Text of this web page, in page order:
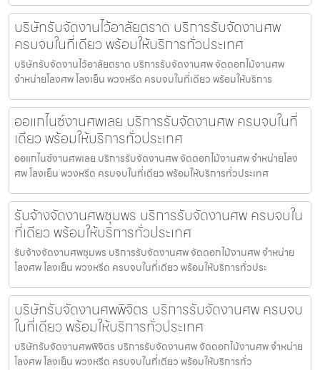
บริษัทรับจัดงานไว้อาลัยตราด บริการรับจัดงานศพ
ครบจบในที่เดียว พร้อมให้บริการทั่วประเทศ
บริษัทรับจัดงานไว้อาลัยตราด บริการรับจัดงานศพ จัดดอกไม้งานศพ
จำหน่ายโลงศพ โลงเย็น พวงหรีด ครบจบในที่เดียว พร้อมให้บริการ
ออแกไนซ์งานศพเลย บริการรับจัดงานศพ ครบจบในที่
เดียว พร้อมให้บริการทั่วประเทศ
ออแกไนซ์งานศพเลย บริการรับจัดงานศพ จัดดอกไม้งานศพ จำหน่ายโลง
ศพ โลงเย็น พวงหรีด ครบจบในที่เดียว พร้อมให้บริการทั่วประเทศ
รับจ้างจัดงานศพชุมพร บริการรับจัดงานศพ ครบจบใน
ที่เดียว พร้อมให้บริการทั่วประเทศ
รับจ้างจัดงานศพชุมพร บริการรับจัดงานศพ จัดดอกไม้งานศพ จำหน่าย
โลงศพ โลงเย็น พวงหรีด ครบจบในที่เดียว พร้อมให้บริการทั่วประ
บริษัทรับจัดงานศพพิจิตร บริการรับจัดงานศพ ครบจบ
ในที่เดียว พร้อมให้บริการทั่วประเทศ
บริษัทรับจัดงานศพพิจิตร บริการรับจัดงานศพ จัดดอกไม้งานศพ จำหน่าย
โลงศพ โลงเย็น พวงหรีด ครบจบในที่เดียว พร้อมให้บริการทั่ว